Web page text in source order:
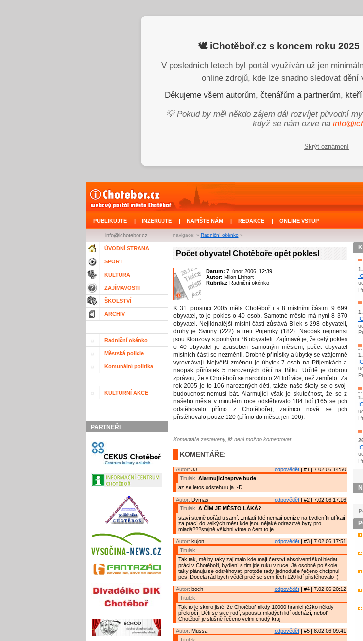
🕊️ iChotěboř.cz s koncem roku
V posledních letech byl portál využíván už jen
online zdrojů, kde lze snadno sledovat dění
Děkujeme všem autorům, čtenářům a partnerům,
💡 Pokud by měl někdo zájem dál rozvíjet původní
když se nám ozve na
Skrýt oznámení
PUBLIKUJTE | INZERUJTE | NAPIŠTE NÁM | REDAKCE | ONLINE VSTUP
navigace: » Radniční okénko »
info@ichotebor.cz
ÚVODNÍ STRANA
SPORT
KULTURA
ZAJÍMAVOSTI
ŠKOLSTVÍ
ARCHIV
Radniční okénko
Městská policie
Komunální politika
KULTURNÍ AKCE
PARTNEŘI
Počet obyvatel Chotěboře opět poklesl
Datum: 7. únor 2006, 12:39
Autor: Milan Linhart
Rubrika: Radniční okénko
K 31. prosinci 2005 měla Chotěboř i s 8 místními částmi 9 699
obyvatel, to je pokles o 40 osob. Samotné město má nyní 8 370
obyvatel. Nejlidnatější místní částí zůstává Bílek s 298 obyvateli,
druhý je Svinný (222) a třetí Příjemky (182). Naopak nejmenší
jsou Klouzovy s pouhými 76 obyvateli. Zajímavé je, že celý pokles
o 40 obyvatel je způsoben samotným městem, počet obyvatel
místních částí se nezměnil. Drobné přírůstky a úbytky se vzájemně
vyrovnávají. Největší změnou je úbytek 7 osob na Příjemkách a
naopak přírůstek 5 narozených dětí na Bílku. Určitě je dobrou
zprávou, že v Chotěboři se narodilo o 24 lidí více, než zemřelo. Za
rok 2005 je to 106 narozených dětí, takže naše školy se o svoji
budoucnost nemusí bát. Alarmující však je skutečnost, že se z
našeho města v minulém roce odstěhovalo 184 lidí (165 se jich
odstěhovalo přímo z Chotěboře), zatímco nově se jich
přistěhovalo pouze 120 (přímo do města jen 106).
Komentáře zastaveny, již není možno komentovat.
KOMENTÁŘE:
odpovědět| #1 | 7.02.06 14:50
Autor: JJ
Titulek: Alarmujici teprve bude
az se letos odstehuju ja :-D
odpovědět| #2 | 7.02.06 17:16
Autor: Dymas
Titulek: A ČÍM JE MĚSTO LÁKÁ?
staví stejně pořád ti samí....mladí lidé nemají peníze na bydlení!ti utíkají
za prací do velkých měst!kde jsou nějaké odrazové byty pro
mladé???stejně všichni víme o čem to je ...
odpovědět| #3 | 7.02.06 17:51
Autor: kujon
Titulek:
Tak tak, mě by taky zajímalo kde mají čerství absolventi škol hledat
práci v Chotěboři, bydlení s tim jde ruku v ruce. Já osobně po škole
taky plánuju se odstěhovat, protože tady jednoduše řečeno chcípnul
pes. Docela rád bych věděl proč se sem těch 120 lidí přistěhovalo :)
odpovědět| #4 | 7.02.06 20:12
Autor: boch
Titulek:
Tak to je skoro jisté, že Chotěboř nikdy 10000 hranici těžko někdy
překročí. Děti se sice rodí, spousta mladých lidí odchází, neboť
Chotěboř je slušně řečeno velmi chudý kraj
odpovědět| #5 | 8.02.06 09:41
Autor: Mussa
Titulek: